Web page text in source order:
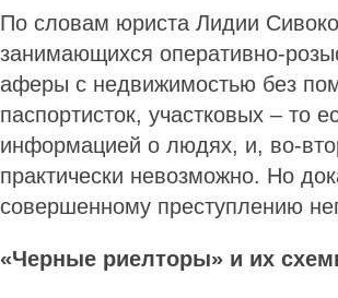
По словам юриста Лидии
занимающихся оперативно-
аферы с недвижимостью без
паспортисток, участковых – то
информацией о людях, и, во-
практически невозможно. Но
совершенному преступлению
«Черные риелторы» и их